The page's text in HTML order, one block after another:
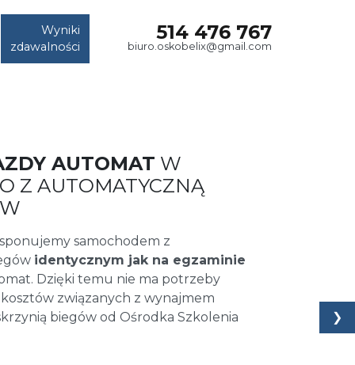
Wyniki
zdawalności
514 476 767
biuro.oskobelix@gmail.com
AUTOMAT W
Z AUTOMATYCZNĄ
samochodem z
identycznym jak na egzaminie
Dzięki temu nie ma potrzeby
związanych z wynajmem
biegów od Ośrodka Szkolenia
❯